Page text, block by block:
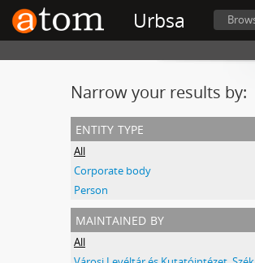
Urbsa
Narrow your results by:
entity type
All
Corporate body
Person
maintained by
All